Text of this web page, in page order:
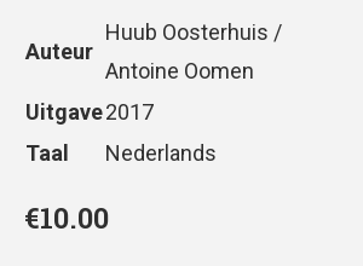
Auteur
Huub Oosterhuis /
Antoine Oomen
Uitgave2017
Taal
Nederlands
€10.00